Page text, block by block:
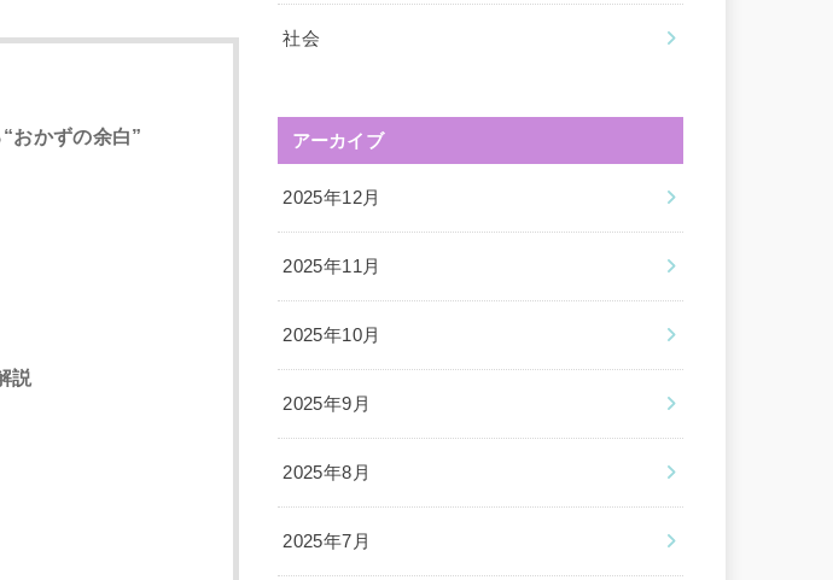
おかずの余白”
説
社会
アーカイブ
2025年12月
2025年11月
2025年10月
2025年9月
2025年8月
2025年7月